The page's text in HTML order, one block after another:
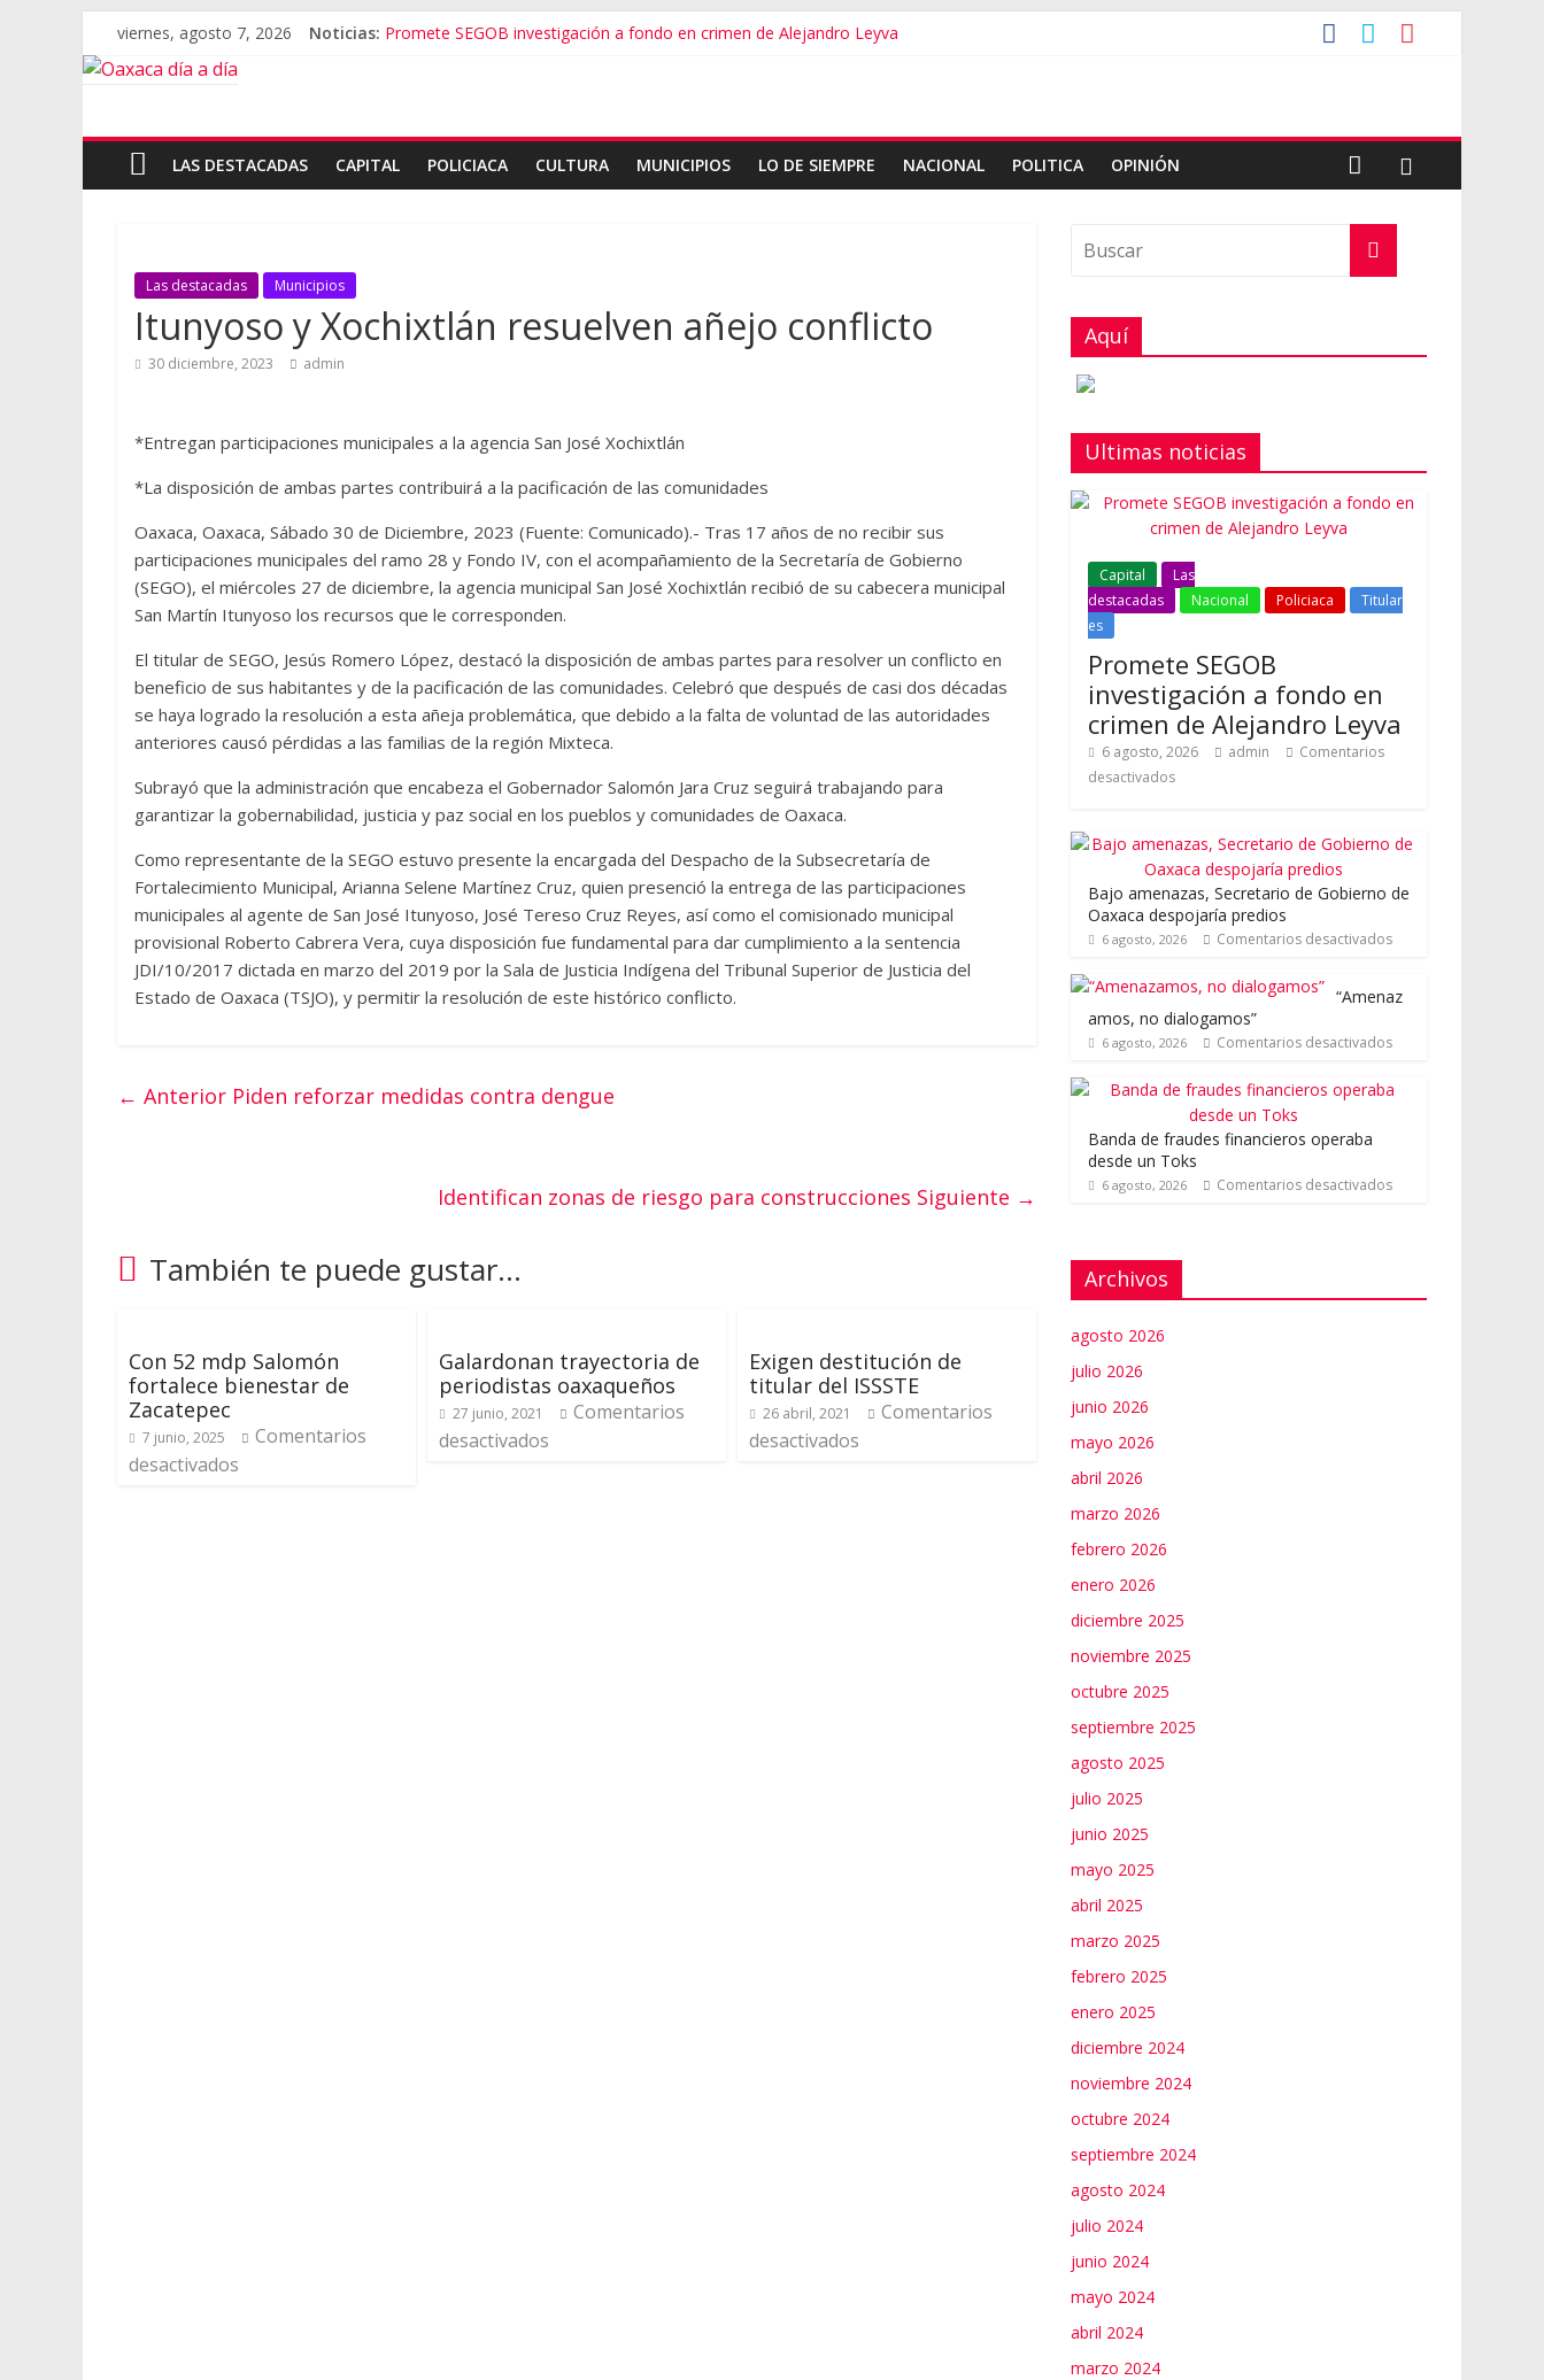
viernes, agosto 7, 2026 Noticias: Promete SEGOB investigación a fondo en crimen de Alejandro Leyva
El tema de Alejandro Leyva no debe desviarse: Pedro Matías
LAS DESTACADAS
CAPITAL POLICIACA CULTURA MUNICIPIOS LO DE SIEMPRE NACIONAL POLITICA OPINIÓN
Las destacadas Municipios
Itunyoso y Xochixtlán resuelven añejo conflicto
30 diciembre, 2023 admin
*Entregan participaciones municipales a la agencia San José Xochixtlán
*La disposición de ambas partes contribuirá a la pacificación de las comunidades
Oaxaca, Oaxaca, Sábado 30 de Diciembre, 2023 (Fuente: Comunicado).- Tras 17 años de no recibir sus
participaciones municipales del ramo 28 y Fondo IV, con el acompañamiento de la Secretaría de Gobierno
(SEGO), el miércoles 27 de diciembre, la agencia municipal San José Xochixtlán recibió de su cabecera municipal
San Martín Itunyoso los recursos que le corresponden.
El titular de SEGO, Jesús Romero López, destacó la disposición de ambas partes para resolver un conflicto en
beneficio de sus habitantes y de la pacificación de las comunidades. Celebró que después de casi dos décadas
se haya logrado la resolución a esta añeja problemática, que debido a la falta de voluntad de las autoridades
anteriores causó pérdidas a las familias de la región Mixteca.
Subrayó que la administración que encabeza el Gobernador Salomón Jara Cruz seguirá trabajando para
garantizar la gobernabilidad, justicia y paz social en los pueblos y comunidades de Oaxaca.
Como representante de la SEGO estuvo presente la encargada del Despacho de la Subsecretaría de
Fortalecimiento Municipal, Arianna Selene Martínez Cruz, quien presenció la entrega de las participaciones
municipales al agente de San José Itunyoso, José Tereso Cruz Reyes, así como el comisionado municipal
provisional Roberto Cabrera Vera, cuya disposición fue fundamental para dar cumplimiento a la sentencia
JDI/10/2017 dictada en marzo del 2019 por la Sala de Justicia Indígena del Tribunal Superior de Justicia del
Estado de Oaxaca (TSJO), y permitir la resolución de este histórico conflicto.
← Anterior Piden reforzar medidas contra dengue
Identifican zonas de riesgo para construcciones Siguiente →
También te puede gustar...
Con 52 mdp Salomón
fortalece bienestar de
Zacatepec
7 junio, 2025
Comentarios
desactivados
Galardonan trayectoria de
periodistas oaxaqueños
27 junio, 2021
Comentarios
desactivados
Exigen destitución de
titular del ISSSTE
26 abril, 2021
Comentarios
desactivados
Aquí
Ultimas noticias
Capital
Las
destacadas
Nacional Policiaca
Titular
es
Promete SEGOB
investigación a fondo en
crimen de Alejandro Leyva
6 agosto, 2026 admin
Comentarios
desactivados
Bajo amenazas, Secretario de Gobierno de
Oaxaca despojaría predios
6 agosto, 2026 Comentarios desactivados
“Amenaz
amos, no dialogamos”
6 agosto, 2026 Comentarios desactivados
Banda de fraudes financieros operaba
desde un Toks
6 agosto, 2026 Comentarios desactivados
Archivos
agosto 2026
julio 2026
junio 2026
mayo 2026
abril 2026
marzo 2026
febrero 2026
enero 2026
diciembre 2025
noviembre 2025
octubre 2025
septiembre 2025
agosto 2025
julio 2025
junio 2025
mayo 2025
abril 2025
marzo 2025
febrero 2025
enero 2025
diciembre 2024
noviembre 2024
octubre 2024
septiembre 2024
agosto 2024
julio 2024
junio 2024
mayo 2024
abril 2024
marzo 2024